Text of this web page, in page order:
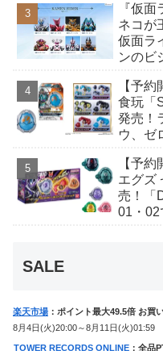
んも変
『仮
ネコが
仮面ラ
ンのビ
【予
食玩「
発売！
ウ、ゼ
【予
エグズ
売！「
01・02
SALE
楽天市場 ：ポイント最大49.5倍 お買
8月4日(火)20:00～8月11日(火)01:59
TOWER RECORDS ONLINE ：全品